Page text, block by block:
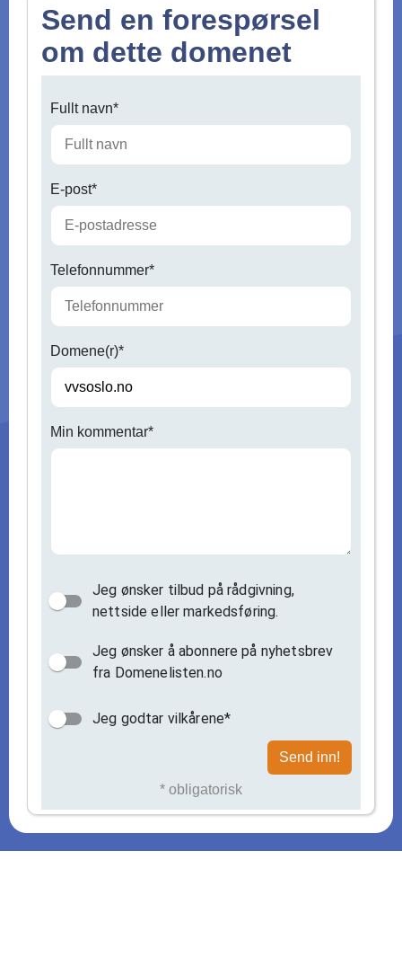
Send en forespørsel
om dette domenet
Fullt navn*
E-post*
Telefonnummer*
Domene(r)*
Min kommentar*
Jeg ønsker tilbud på rådgivning,
nettside eller markedsføring.
Jeg ønsker å abonnere på nyhetsbrev
fra Domenelisten.no
Jeg godtar vilkårene*
Send inn!
* obligatorisk